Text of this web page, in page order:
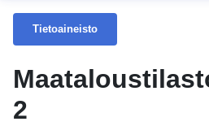
Tietoaineisto
2